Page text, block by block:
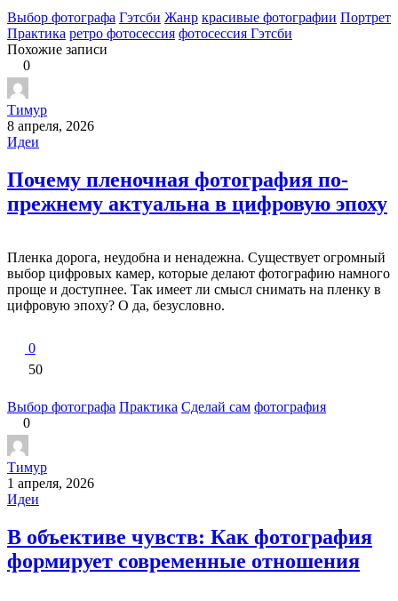
Выбор фотографа Гэтсби Жанр красивые фотографии Портрет
Практика ретро фотосессия фотосессия Гэтсби
Похожие записи
0
Тимур
8 апреля, 2026
Идеи
Почему пленочная фотография по-
прежнему актуальна в цифровую эпоху
Пленка дорога, неудобна и ненадежна. Существует огромный
выбор цифровых камер, которые делают фотографию намного
проще и доступнее. Так имеет ли смысл снимать на пленку в
цифровую эпоху? О да, безусловно.
0
50
Выбор фотографа Практика Сделай сам фотография
0
Тимур
1 апреля, 2026
Идеи
В объективе чувств: Как фотография
формирует современные отношения